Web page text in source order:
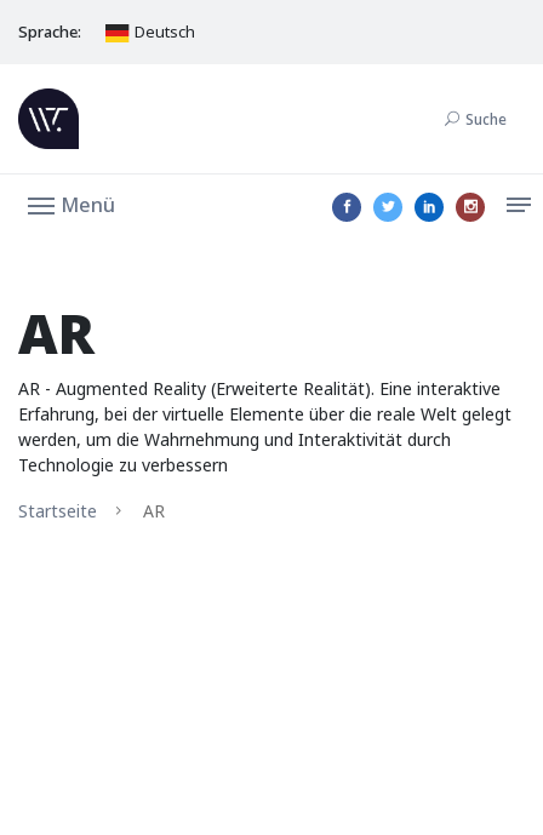
Sprache: Deutsch
Suche
Menü
AR
AR - Augmented Reality (Erweiterte Realität). Eine interaktive
Erfahrung, bei der virtuelle Elemente über die reale Welt gelegt
werden, um die Wahrnehmung und Interaktivität durch
Technologie zu verbessern
Startseite
AR